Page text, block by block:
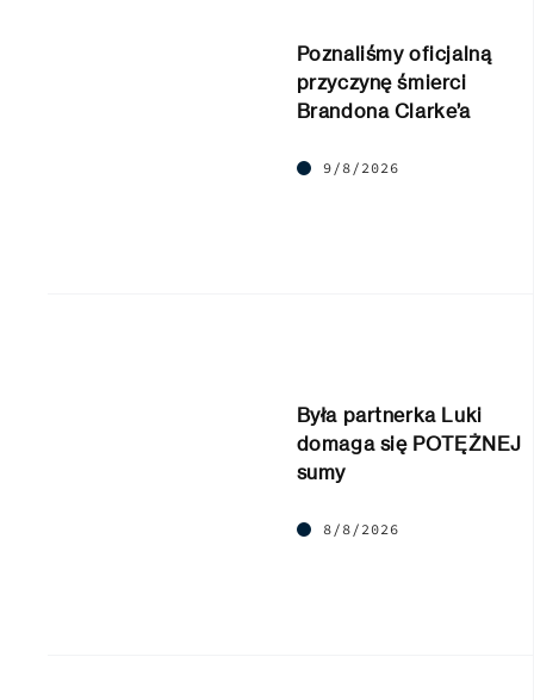
Poznaliśmy oficjalną
przyczynę śmierci
Brandona Clarke’a
9/8/2026
Była partnerka Luki
domaga się POTĘŻNEJ
sumy
8/8/2026